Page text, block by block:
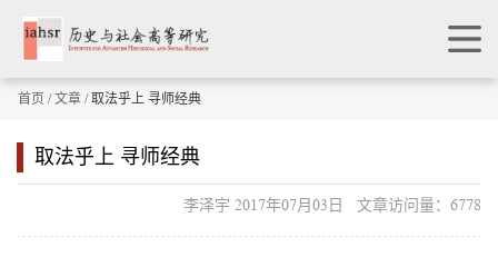
首页 /文章 / 取法乎上 寻师经典
取法乎上 寻师经典
李泽宇 2017年07月03日 文章访问量：6778